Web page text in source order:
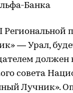
Банка
— Урал,
совета
Лучник».